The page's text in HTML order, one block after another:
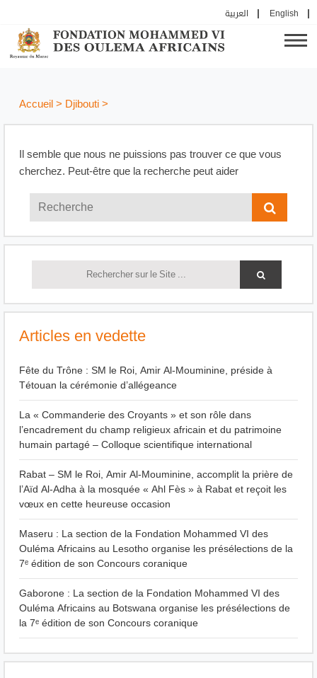
العربية English
Accueil> Djibouti>
Il semble que nous ne puissions pas trouver ce que vous
cherchez. Peut-être que la recherche peut aider
Articles en vedette
Fête du Trône : SM le Roi, Amir Al-Mouminine, préside à
Tétouan la cérémonie d’allégeance
La « Commanderie des Croyants » et son rôle dans
l’encadrement du champ religieux africain et du patrimoine
humain partagé – Colloque scientifique international
Rabat – SM le Roi, Amir Al-Mouminine, accomplit la prière de
l’Aïd Al-Adha à la mosquée « Ahl Fès » à Rabat et reçoit les
vœux en cette heureuse occasion
Maseru : La section de la Fondation Mohammed VI des
Ouléma Africains au Lesotho organise les présélections de la
7ᵉ édition de son Concours coranique
Gaborone : La section de la Fondation Mohammed VI des
Ouléma Africains au Botswana organise les présélections de
la 7ᵉ édition de son Concours coranique